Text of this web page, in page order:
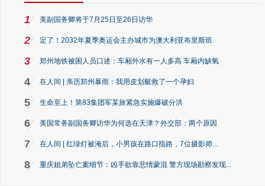
1 美副国务卿将于7月25日至26日访华
2 定了！2032年夏季奥运会主办城市为澳大利亚布里斯班
3 郑州地铁被困人员口述：车厢外水有一人多高 车厢内缺氧
4 在人间 | 亲历郑州暴雨：我用皮划艇救了一个孕妇
5 生命至上！第83集团军某旅紧急实施爆破分洪
6 美国常务副国务卿访华为何选在天津？外交部：两个原因
7 在人间 | 红绿灯被淹后，小男孩在路口指路，7位摄影师...
8 重庆姐弟坠亡案细节：凶手欲靠悲情蒙混 警方现场勘察发现...